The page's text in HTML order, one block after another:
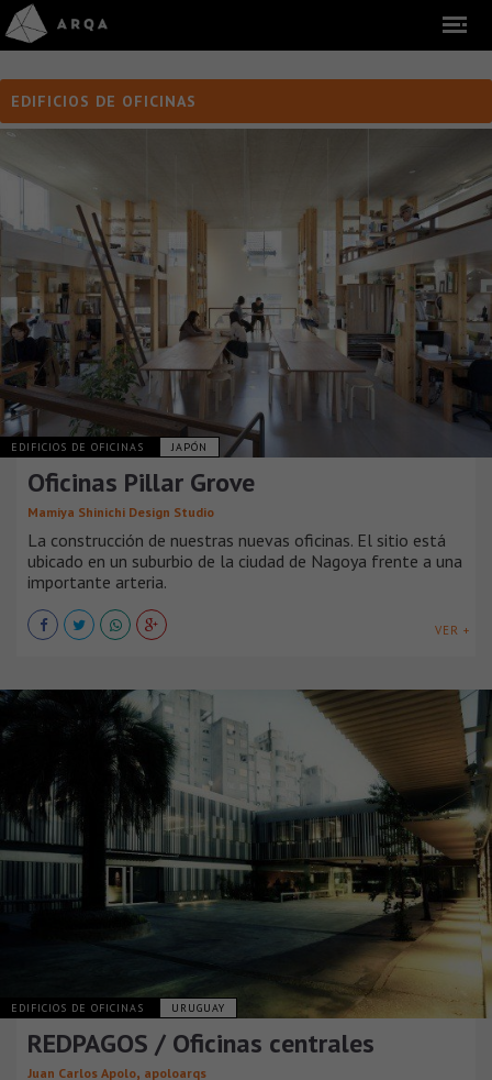
EDIFICIOS DE OFICINAS
EDIFICIOS DE OFICINAS JAPÓN
Oficinas Pillar Grove
Mamiya Shinichi Design Studio
La construcción de nuestras nuevas oficinas. El sitio está
ubicado en un suburbio de la ciudad de Nagoya frente a una
importante arteria.
VER +
EDIFICIOS DE OFICINAS URUGUAY
REDPAGOS / Oficinas centrales
Juan Carlos Apolo, apoloarqs